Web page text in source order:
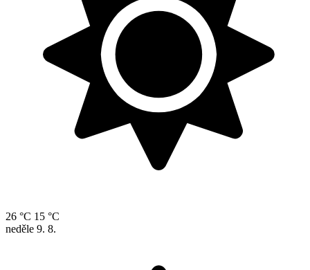
26 °C 15 °C
neděle 9. 8.